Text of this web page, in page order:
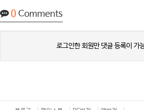
0 Comments
로그인한 회원만 댓글 등록이 가